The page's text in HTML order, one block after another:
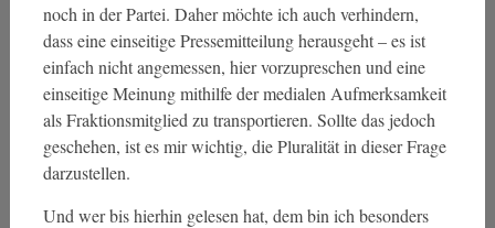
noch in der Partei. Daher möchte ich auch verhindern,
dass eine einseitige Pressemitteilung herausgeht – es ist
einfach nicht angemessen, hier vorzupreschen und eine
einseitige Meinung mithilfe der medialen Aufmerksamkeit
als Fraktionsmitglied zu transportieren. Sollte das jedoch
geschehen, ist es mir wichtig, die Pluralität in dieser Frage
darzustellen.
Und wer bis hierhin gelesen hat, dem bin ich besonders